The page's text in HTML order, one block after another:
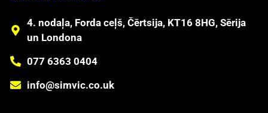
4. nodaļa, Forda ceļš, Čērtsija, KT16 8HG, Sērija
un Londona
077 6363 0404
info@simvic.co.uk